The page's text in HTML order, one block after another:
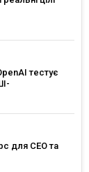
тестує
для CEO та